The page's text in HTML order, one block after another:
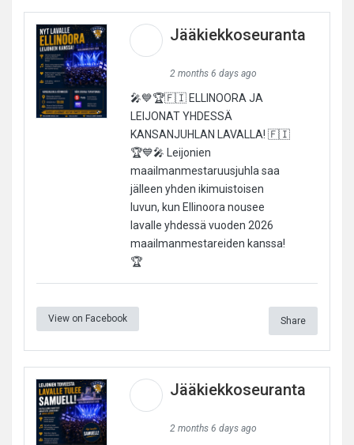
Jääkiekkoseuranta
2 months 6 days ago
🎤💙🏆🇫🇮 ELLINOORA JA
LEIJONAT YHDESSÄ
KANSANJUHLAN LAVALLA! 🇫🇮
🏆💙🎤 Leijonien
maailmanmestaruusjuhla saa
jälleen yhden ikimuistoisen
luvun, kun Ellinoora nousee
lavalle yhdessä vuoden 2026
maailmanmestareiden kanssa!
🏆
View on Facebook Share
Jääkiekkoseuranta
2 months 6 days ago